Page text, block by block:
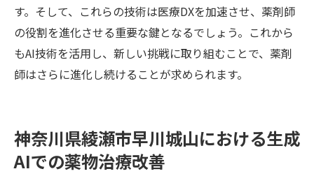
す。そして、これらの技術は医療DXを加速させ、薬剤師
の役割を進化させる重要な鍵となるでしょう。これから
もAI技術を活用し、新しい挑戦に取り組むことで、薬剤
師はさらに進化し続けることが求められます。
神奈川県綾瀬市早川城山における生成
AIでの薬物治療改善